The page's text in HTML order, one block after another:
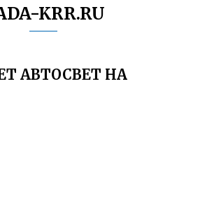
KRR.RU
АВТОСВЕТ НА